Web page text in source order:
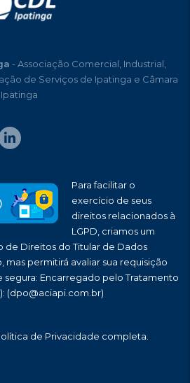
- Associação Comercial, Industrial,
de Serviços de Ipatinga e Câmara
Para facilitar o
exercício de seus
direitos relacionados à
LGPD, criamos um
de Direitos do Titular de Dados
mas permitirá avaliar sua requisição
segura: Encarregado pelo Tratamento
(dpo@aciapi.com.br)
de Privacidade completa.